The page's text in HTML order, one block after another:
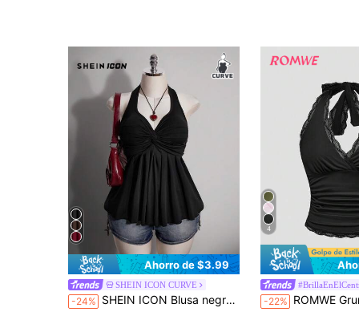
Ahorro de $3.99
SHEIN ICON CURVE
-24% SHEIN ICON Blusa negra de ajuste ceñido con cuello halter, nudo en el pecho y bajo plisado, de estilo moderno urbano, retro y sexy para mujer talla grande, apropiada para uso casual, trabajo y estilo milenial Y2K
4
-22% ROMWE Grunge Punk Top halter con recorte de